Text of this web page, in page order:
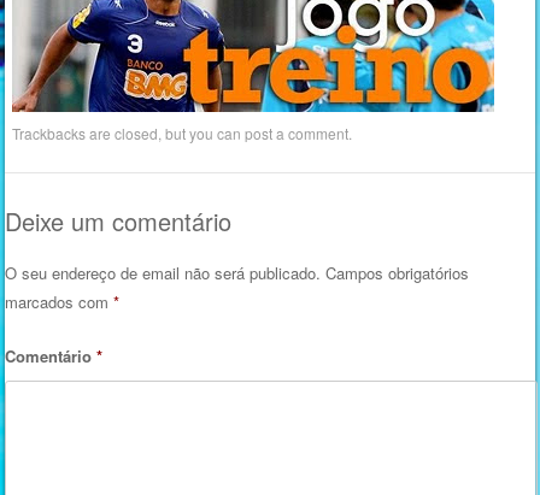
Trackbacks are closed, but you canpost a comment
Deixe um comentário
O seu endereço de email não será publicado. Campos obrigatórios
marcados com*
Comentário*